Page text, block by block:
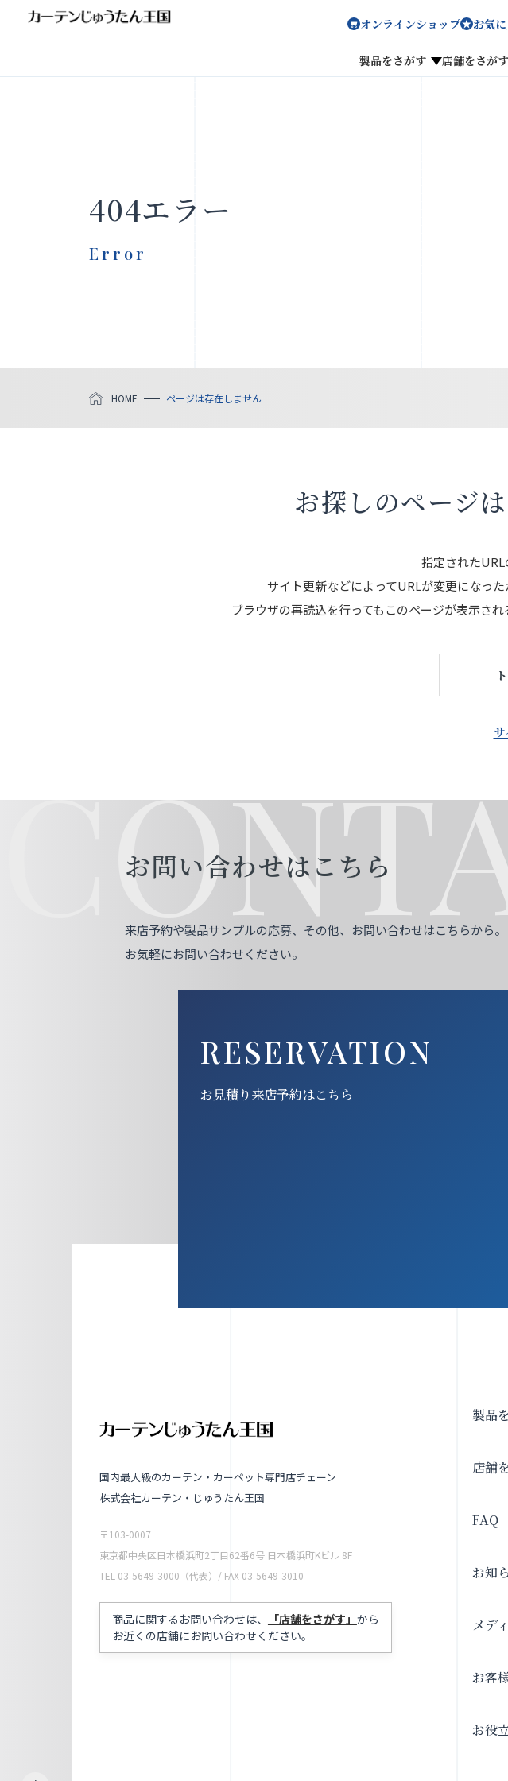
オンラインショップ お気
製品をさがす 店舗をさがす
404エラー
Error
HOME ページは存在しません
お探しのページは
指定されたURL
サイト更新などによってURLが変更になっ
ブラウザの再読込を行ってもこのページが表示さ
お問い合わせはこちら
来店予約や製品サンプルの応募、その他、お問い合わせはこちらから。
お気軽にお問い合わせください。
RESERVATION
お見積り来店予約はこちら
国内最大級のカーテン・カーペット専門店チェーン
株式会社カーテン・じゅうたん王国
〒103-0007
東京都中央区日本橋浜町2丁目62番6号 日本橋浜町Kビル 8F
TEL 03-5649-3000（代表）/ FAX 03-5649-3010
商品に関するお問い合わせは、 「店舗をさがす」 から
お近くの店舗にお問い合わせください。
製品
店舗
FAQ
お知
メデ
お客
お役